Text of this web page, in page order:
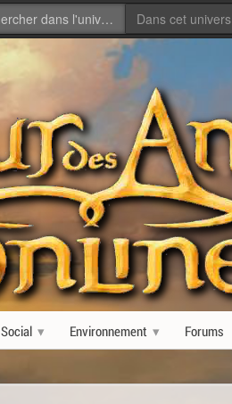
Dans cet univers
Social Environnement Forums